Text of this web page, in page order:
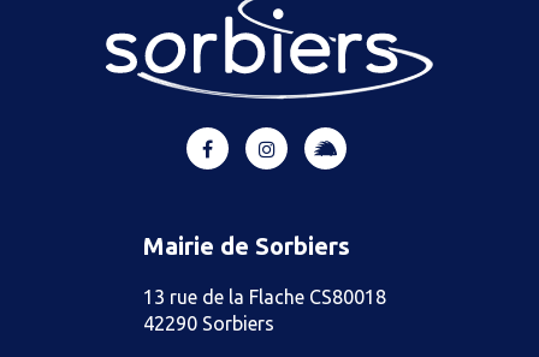
Lien
compte
Lien
compte
Lien
compte
Mairie de Sorbiers
13 rue de la Flache CS80018
42290 Sorbiers